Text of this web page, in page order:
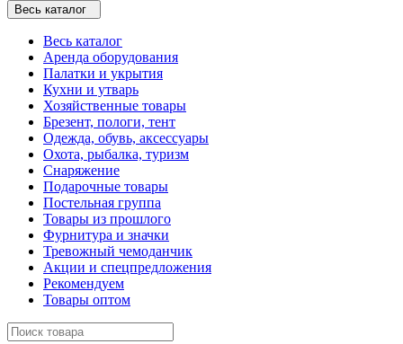
Весь каталог
Весь каталог
Аренда оборудования
Палатки и укрытия
Кухни и утварь
Хозяйственные товары
Брезент, пологи, тент
Одежда, обувь, аксессуары
Охота, рыбалка, туризм
Снаряжение
Подарочные товары
Постельная группа
Товары из прошлого
Фурнитура и значки
Тревожный чемоданчик
Акции и спецпредложения
Рекомендуем
Товары оптом